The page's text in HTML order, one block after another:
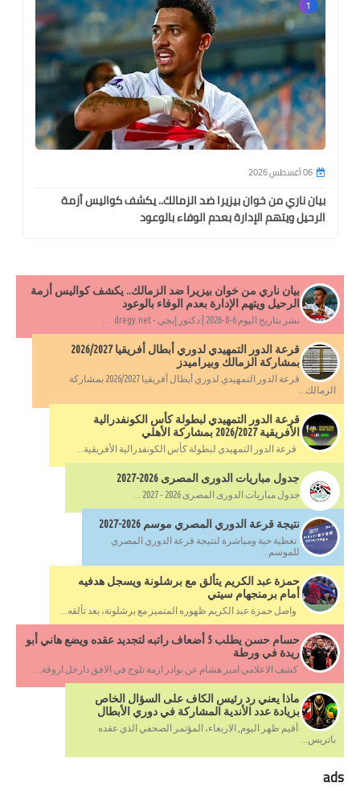
1
06 أغسطس 2026
بيان ناري من خوان بيزيرا ضد الزمالك.. يكشف كواليس أزمة
الرحيل ويتهم الإدارة بعدم الوفاء بالوعود
بيان ناري من خوان بيزيرا ضد الزمالك.. يكشف كواليس أزمة
الرحيل ويتهم الإدارة بعدم الوفاء بالوعود
نشر بتاريخ اليوم 6-8-2026 | دكتور إيجي - dregy.net ...
قرعة الدور التمهيدي لدوري أبطال أفريقيا 2026/2027
بمشاركة الزمالك وبيراميدز
قرعة الدور التمهيدي لدوري أبطال أفريقيا 2026/2027 بمشاركة
الزمالك...
قرعة الدور التمهيدي لبطولة كأس الكونفدرالية
الأفريقية 2026/2027 بمشاركة الأهلي
قرعة الدور التمهيدي لبطولة كأس الكونفدرالية الأفريقية...
جدول مباريات الدورى المصرى 2026-2027
جدول مباريات الدورى المصرى 2026 - 2027 ...
نتيجة قرعة الدوري المصري موسم 2026-2027
تغطية حية ومباشرة لنتيجة قرعة الدوري المصري
للموسم...
حمزة عبد الكريم يتألق مع برشلونة ويسجل هدفيه
أمام برمنجهام سيتي
واصل حمزة عبد الكريم ظهوره المتميز مع برشلونة، بعد تألقه...
حسام حسن يطلب 5 أضعاف راتبه لتجديد عقده ويضع هاني أبو
ريدة في ورطة
كشف الاعلامي امير هشام عن بوادر ازمة تلوح في الافق دارخل اروقة...
ماذا يعني رد رئيس الكاف على السؤال الخاص
بزيادة عدد الأندية المشاركة في دوري الأبطال
أقيم ظهر اليوم, الاربعاء، المؤتمر الصحفي الذي عقده
باتريس...
ads